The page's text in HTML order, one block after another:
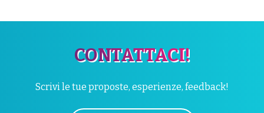
CONTATTACI!
Scrivi le tue proposte, esperienze, feedback!